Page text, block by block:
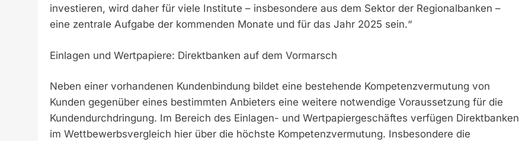
investieren, wird daher für viele Institute – insbesondere aus dem Sektor der Regionalbanken –
eine zentrale Aufgabe der kommenden Monate und für das Jahr 2025 sein.“
Einlagen und Wertpapiere: Direktbanken auf dem Vormarsch
Neben einer vorhandenen Kundenbindung bildet eine bestehende Kompetenzvermutung von
Kunden gegenüber eines bestimmten Anbieters eine weitere notwendige Voraussetzung für die
Kundendurchdringung. Im Bereich des Einlagen- und Wertpapiergeschäftes verfügen Direktbanken
im Wettbewerbsvergleich hier über die höchste Kompetenzvermutung. Insbesondere die